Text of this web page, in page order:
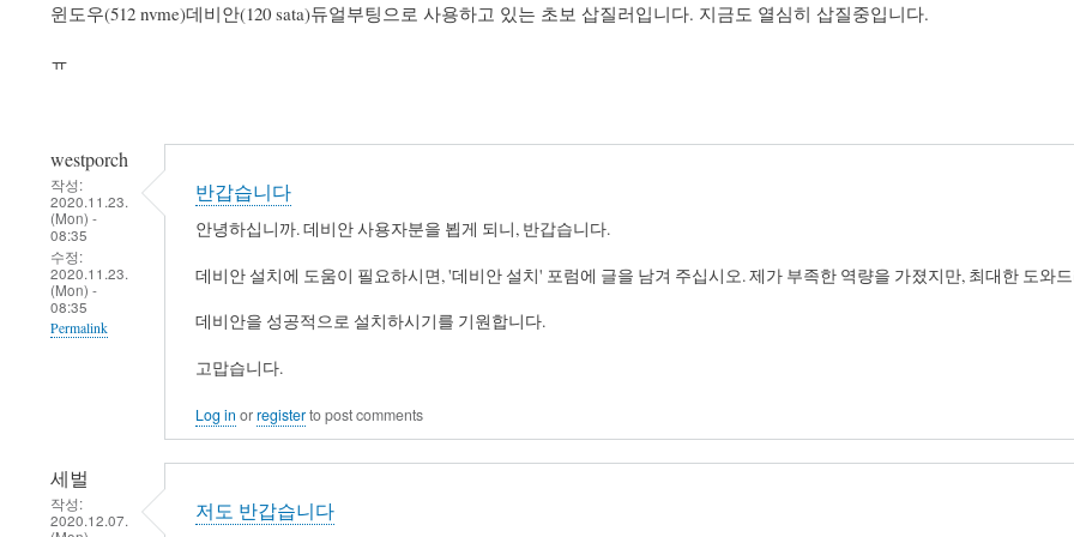
윈도우(512 nvme)데비안(120 sata)듀얼부팅으로 사용하고 있는 초보 삽질러입니다. 지금도 열심히 삽질중입니다.
ㅠ
westporch
작성:
2020.11.23.
(Mon) -
08:35
수정:
2020.11.23.
(Mon) -
08:35
Permalink
반갑습니다
안녕하십니까. 데비안 사용자분을 뵙게 되니, 반갑습니다.
데비안 설치에 도움이 필요하시면, '데비안 설치' 포럼에 글을 남겨 주십시오. 제가 부족한 역량을 가졌지만, 최대한 도와
데비안을 성공적으로 설치하시기를 기원합니다.
고맙습니다.
Log in orregisterto post comments
세벌
작성:
2020.12.07.
저도 반갑습니다